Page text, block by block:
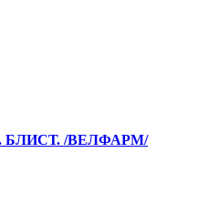
БЛИСТ. /ВЕЛФАРМ/